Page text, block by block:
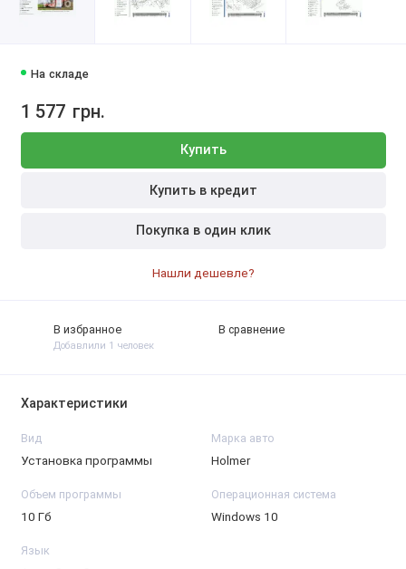
На складе
1 577 грн.
Купить
Купить в кредит
Покупка в один клик
Нашли дешевле?
В избранное
Добавлили 1 человек
В сравнение
Характеристики
Вид
Установка программы
Марка авто
Holmer
Объем программы
10 Гб
Операционная система
Windows 10
Язык